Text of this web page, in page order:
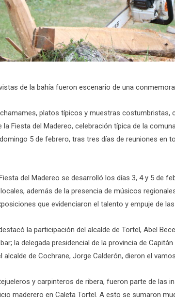
de la bahía fueron escenario de una
platos típicos y muestras
la Fiesta del Madereo, celebración típica de la
5 de febrero, tras tres días de reuniones en
del Madereo se desarrolló los días 3, 4 y 5 de
además de la presencia de músicos
que evidenciaron el talento y empuje de
la participación del alcalde de Tortel, Abel
la delegada presidencial de la provincia de
alcalde de Cochrane, Jorge Calderón, dieron el
y carpinteros de ribera, fueron parte de las
maderero en Caleta Tortel. A esto se sumaron